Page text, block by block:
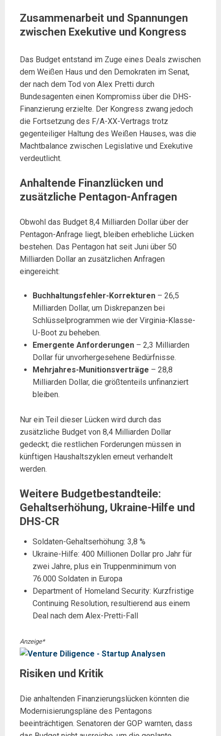
Zusammenarbeit und Spannungen
zwischen Exekutive und Kongress
Das Budget entstand im Zuge eines Deals zwischen
dem Weißen Haus und den Demokraten im Senat,
der nach dem Tod von Alex Pretti durch
Bundesagenten einen Kompromiss über die DHS-
Finanzierung erzielte. Der Kongress zwang jedoch
die Fortsetzung des F/A-XX-Vertrags trotz
gegenteiliger Haltung des Weißen Hauses, was die
Machtbalance zwischen Legislative und Exekutive
verdeutlicht.
Anhaltende Finanzlücken und
zusätzliche Pentagon-Anfragen
Obwohl das Budget 8,4 Milliarden Dollar über der
Pentagon-Anfrage liegt, bleiben erhebliche Lücken
bestehen. Das Pentagon hat seit Juni über 50
Milliarden Dollar an zusätzlichen Anfragen
eingereicht:
Buchhaltungsfehler-Korrekturen– 26,5
Milliarden Dollar, um Diskrepanzen bei
Schlüsselprogrammen wie der Virginia-Klasse-
U-Boot zu beheben.
Emergente Anforderungen– 2,3 Milliarden
Dollar für unvorhergesehene Bedürfnisse.
Mehrjahres-Munitionsverträge – 28,8
Milliarden Dollar, die größtenteils unfinanziert
bleiben.
Nur ein Teil dieser Lücken wird durch das
zusätzliche Budget von 8,4 Milliarden Dollar
gedeckt; die restlichen Forderungen müssen in
künftigen Haushaltszyklen erneut verhandelt
werden.
Weitere Budgetbestandteile:
Gehaltserhöhung, Ukraine-Hilfe und
DHS-CR
Soldaten-Gehaltserhöhung: 3,8 %
Ukraine-Hilfe: 400 Millionen Dollar pro Jahr für
zwei Jahre, plus ein Truppenminimum von
76.000 Soldaten in Europa
Department of Homeland Security: Kurzfristige
Continuing Resolution, resultierend aus einem
Deal nach dem Alex-Pretti-Fall
Anzeige*
Risiken und Kritik
Die anhaltenden Finanzierungslücken könnten die
Modernisierungspläne des Pentagons
beeinträchtigen. Senatoren der GOP warnten, dass